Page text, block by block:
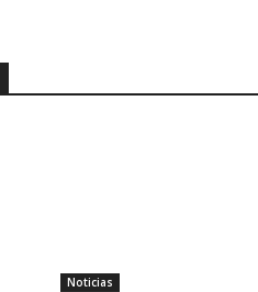
Noticias